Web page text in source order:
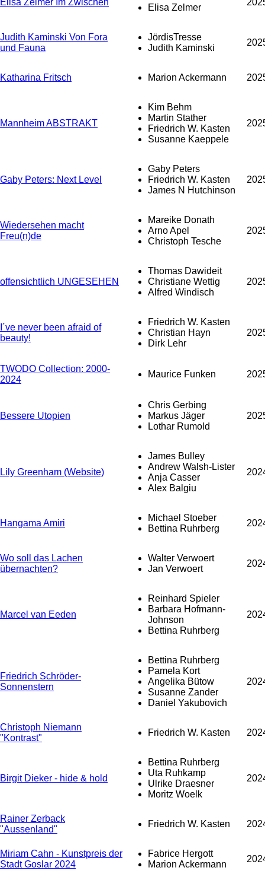
Elisa Zelmer Im Zwischen
Elisa Zelmer
Judith Kaminski Von Fora
und Fauna
JördisTresse
Judith Kaminski
Katharina Fritsch Marion Ackermann
Mannheim ABSTRAKT
Kim Behm
Martin Stather
Friedrich W. Kasten
Susanne Kaeppele
Gaby Peters: Next Level
Gaby Peters
Friedrich W. Kasten
James N Hutchinson
Wiedersehen macht
Freu(n)de
Mareike Donath
Arno Apel
Christoph Tesche
offensichtlich UNGESEHEN
Thomas Dawideit
Christiane Wettig
Alfred Windisch
I´ve never been afraid of
beauty!
Friedrich W. Kasten
Christian Hayn
Dirk Lehr
TWODO Collection: 2000-
2024
Maurice Funken
Bessere Utopien
Chris Gerbing
Markus Jäger
Lothar Rumold
Lily Greenham (Website)
James Bulley
Andrew Walsh-Lister
Anja Casser
Alex Balgiu
Hangama Amiri
Michael Stoeber
Bettina Ruhrberg
Wo soll das Lachen
übernachten?
Walter Verwoert
Jan Verwoert
Marcel van Eeden
Reinhard Spieler
Barbara Hofmann-
Johnson
Bettina Ruhrberg
Friedrich Schröder-
Sonnenstern
Bettina Ruhrberg
Pamela Kort
Angelika Bütow
Susanne Zander
Daniel Yakubovich
Christoph Niemann
"Kontrast"
Friedrich W. Kasten
Birgit Dieker - hide & hold
Bettina Ruhrberg
Uta Ruhkamp
Ulrike Draesner
Moritz Woelk
Rainer Zerback
"Aussenland"
Friedrich W. Kasten
Miriam Cahn - Kunstpreis der
Stadt Goslar 2024
Fabrice Hergott
Marion Ackermann